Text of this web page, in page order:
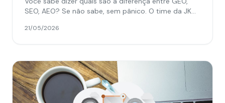
SEO, AEO? Se não sabe, sem pânico. O time da JKM
21/05/2026